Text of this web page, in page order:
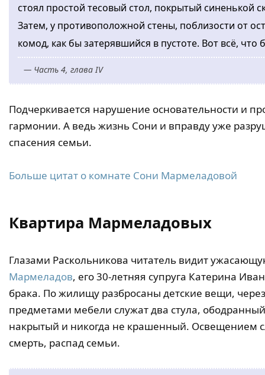
стоял простой тесовый стол, покрытый синенькой
Затем, у противоположной стены, поблизости от
комод, как бы затерявшийся в пустоте. Вот всё, что
— Часть 4, глава IV
Подчеркивается нарушение основательности и
гармонии. А ведь жизнь Сони и вправду уже
спасения семьи.
Больше цитат о комнате Сони Мармеладовой
Квартира Мармеладовых
Глазами Раскольникова читатель видит
Мармеладов, его 30-летняя супруга Катерина
брака. По жилищу разбросаны детские вещи,
предметами мебели служат два стула,
накрытый и никогда не крашенный. Освещением
смерть, распад семьи.